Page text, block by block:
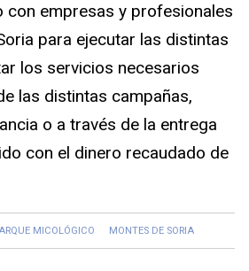
con empresas y profesionales
para ejecutar las distintas
los servicios necesarios
las distintas campañas,
o a través de la entrega
con el dinero recaudado de
MICOLÓGICO MONTES DE SORIA